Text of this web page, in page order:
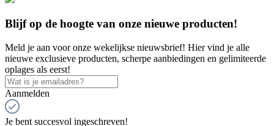
Blijf op de hoogte van onze nieuwe producten!
Meld je aan voor onze wekelijkse nieuwsbrief! Hier vind je alle
nieuwe exclusieve producten, scherpe aanbiedingen en gelimiteerde
oplages als eerst!
Aanmelden
Je bent succesvol ingeschreven!